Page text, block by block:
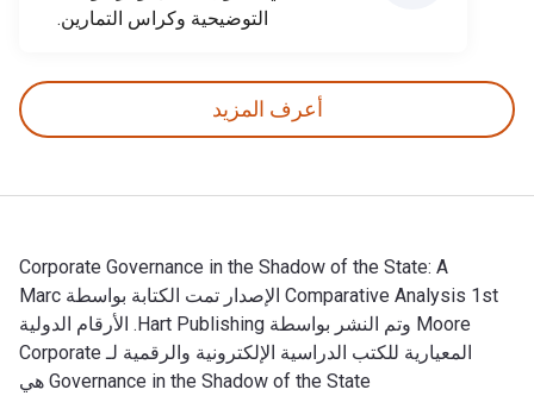
التوضيحية وكراس التمارين.
أعرف المزيد
Corporate Governance in the Shadow of the State: A
Comparative Analysis 1st الإصدار تمت الكتابة بواسطة Marc
Moore وتم النشر بواسطة Hart Publishing. الأرقام الدولية
المعيارية للكتب الدراسية الإلكترونية والرقمية لـ Corporate
Governance in the Shadow of the State هي